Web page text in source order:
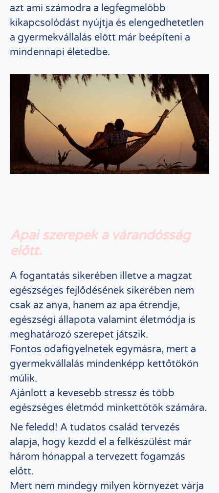
azt ami számodra a legfegmelöbb
kikapcsolódást nyújtja és elengedhetetlen
a gyermekvállalás elött már beépíteni a
mindennapi életedbe.
Apai szerepek a várandósság
előtt.
A fogantatás sikerében illetve a magzat
egészséges fejlődésének sikerében nem
csak az anya, hanem az apa étrendje,
egészségi állapota valamint életmódja is
meghatározó szerepet játszik.
Fontos odafigyelnetek egymásra, mert a
gyermekvállalás mindenképp kettőtökön
múlik.
Ajánlott a kevesebb stressz és több
egészséges életmód minkettőtök számára.
Ne feledd! A tudatos család tervezés
alapja, hogy kezdd el a felkészülést már
három hónappal a tervezett fogamzás
előtt.
Mert nem mindegy milyen környezet várja